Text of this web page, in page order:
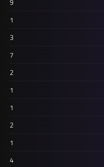
1
3
7
2
1
1
2
1
4